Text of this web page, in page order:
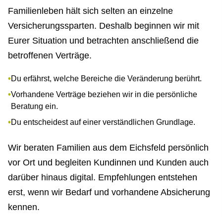
Familienleben hält sich selten an einzelne
Versicherungssparten. Deshalb beginnen wir mit
Eurer Situation und betrachten anschließend die
betroffenen Verträge.
Du erfährst, welche Bereiche die Veränderung berührt.
Vorhandene Verträge beziehen wir in die persönliche
Beratung ein.
Du entscheidest auf einer verständlichen Grundlage.
Wir beraten Familien aus dem Eichsfeld persönlich
vor Ort und begleiten Kundinnen und Kunden auch
darüber hinaus digital. Empfehlungen entstehen
erst, wenn wir Bedarf und vorhandene Absicherung
kennen.